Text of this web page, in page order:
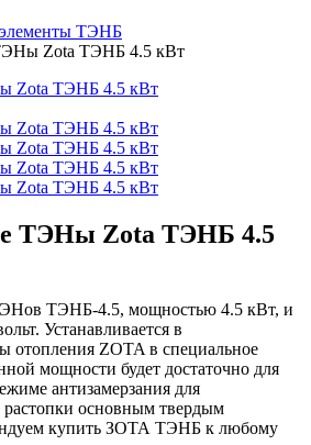
элементы ТЭНБ
Zota ТЭНБ 4.5 кВт
ТЭНы Zota ТЭНБ 4.5
ТЭНБ-4.5, мощностью 4.5 кВт, и
Устанавливается в
отопления ZOTA в специальное
мощности будет достаточно для
антизамерзания для
основным твердым
купить ЗОТА ТЭНБ к любому